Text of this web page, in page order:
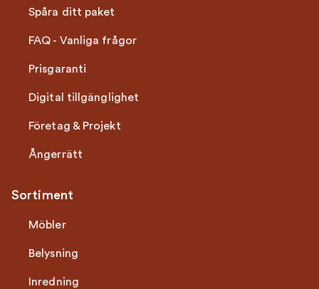
Spåra ditt paket
FAQ - Vanliga frågor
Prisgaranti
Digital tillgänglighet
Företag & Projekt
Ångerrätt
Sortiment
Möbler
Belysning
Inredning